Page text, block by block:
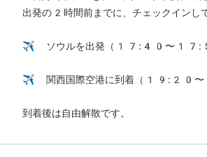
出発の2時間前までに、チェックインし
✈️ ソウルを出発（17:40〜
✈️ 関西国際空港に到着（19:20
到着後は自由解散です。